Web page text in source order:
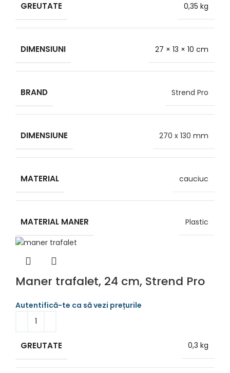
GREUTATE 0,35 kg
DIMENSIUNI 27 × 13 × 10 cm
BRAND Strend Pro
DIMENSIUNE 270 x 130 mm
MATERIAL cauciuc
MATERIAL MANER Plastic
Maner trafalet, 24 cm, Strend Pro
GREUTATE 0,3 kg